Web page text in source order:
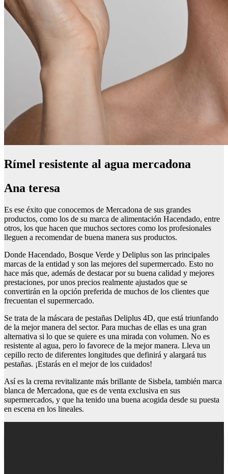
Rímel resistente al agua mercadona
Ana teresa
Es ese éxito que conocemos de Mercadona de sus grandes
productos, como los de su marca de alimentación Hacendado, entre
otros, los que hacen que muchos sectores como los profesionales
lleguen a recomendar de buena manera sus productos.
Donde Hacendado, Bosque Verde y Deliplus son las principales
marcas de la entidad y son las mejores del supermercado. Esto no
hace más que, además de destacar por su buena calidad y mejores
prestaciones, por unos precios realmente ajustados que se
convertirán en la opción preferida de muchos de los clientes que
frecuentan el supermercado.
Se trata de la máscara de pestañas Deliplus 4D, que está triunfando
de la mejor manera del sector. Para muchas de ellas es una gran
alternativa si lo que se quiere es una mirada con volumen. No es
resistente al agua, pero lo favorece de la mejor manera. Lleva un
cepillo recto de diferentes longitudes que definirá y alargará tus
pestañas. ¡Estarás en el mejor de los cuidados!
Así es la crema revitalizante más brillante de Sisbela, también marca
blanca de Mercadona, que es de venta exclusiva en sus
supermercados, y que ha tenido una buena acogida desde su puesta
en escena en los lineales.